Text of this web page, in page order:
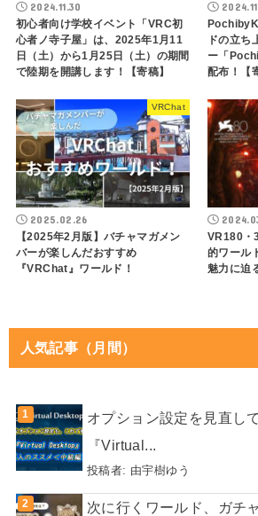
2024.11.30
初心者向け学校イベント「VRC初
心者ノ寺子屋」は、2025年1月11
日（土）から1月25日（土）の期間
で陸期を開講します！【寄稿】
ドの立ち
ー「
配布！【
VRChat
2025.02.26
【2025年2月版】バチャマガメン
バーが楽しんだおすすめ
『VRChat』ワールド！
VR180・
的ワール
魅力に迫
人気記事（月間）
オプション設定を見直し
『Virtual...
投稿者: 由宇樹ゆう
次に行くワールド、ガチ